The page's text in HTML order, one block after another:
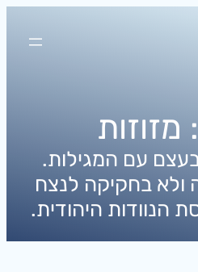
מזוזות
עם המגילות.
ולא בחקיקה לנצח
הנוודות היהודית.